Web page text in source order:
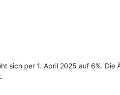
sich per 1. April 2025 auf 6%. Die